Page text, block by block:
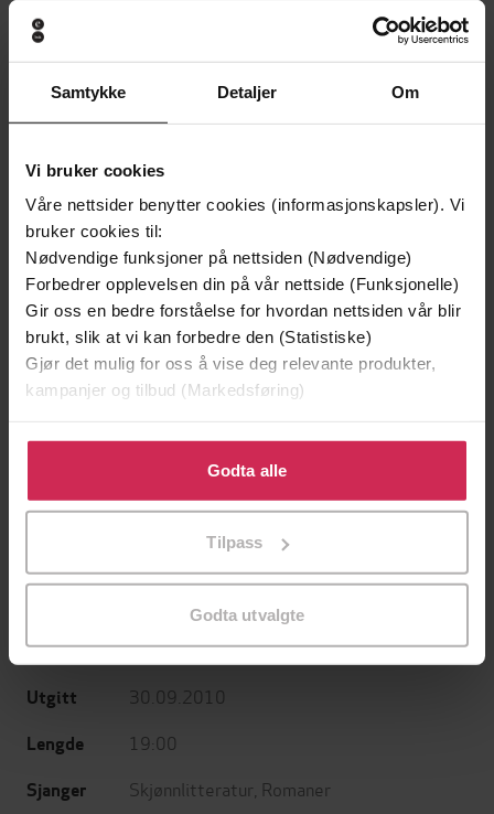
Samtykke Detaljer Om
Vi bruker cookies
Våre nettsider benytter cookies (informasjonskapsler). Vi
bruker cookies til:
Nødvendige funksjoner på nettsiden (Nødvendige)
Forbedrer opplevelsen din på vår nettside (Funksjonelle)
Gir oss en bedre forståelse for hvordan nettsiden vår blir
brukt, slik at vi kan forbedre den (Statistiske)
Gjør det mulig for oss å vise deg relevante produkter,
kampanjer og tilbud (Markedsføring)
Klikk på «Godta alle» for å gi oss ditt samtykke til å
bruke cookies for alle disse formålene. Du kan også
tilpasse ditt samtykke til spesifikke formål ved å klikke
Godta alle
Tilpass
Godta utvalgte
199,-
Minnesota
Jo Nesbø
Premium
Første gang på tilbud
349,-
John Ajvide Lindqvist
Delargy(oversetter),Julian Rhind-Tutt
(innleser)
Forlag Quercus
Utgitt 30.09.2010
Lengde 19:00
Sjanger Skjønnlitteratur Romaner